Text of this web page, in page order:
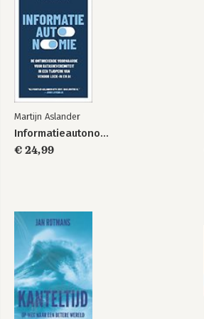
Martijn Aslander
Informatieautonomie
€ 24,99